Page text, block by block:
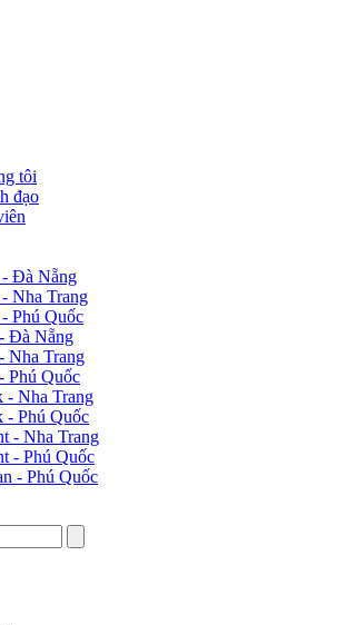
tôi
đạo
Đà Nẵng
Nha Trang
Phú Quốc
Đà Nẵng
Nha Trang
Phú Quốc
- Nha Trang
- Phú Quốc
- Nha Trang
- Phú Quốc
- Phú Quốc